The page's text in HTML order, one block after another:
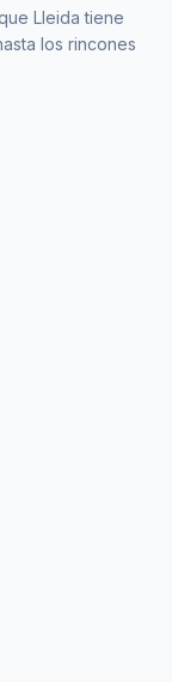
Lleida tiene
los rincones